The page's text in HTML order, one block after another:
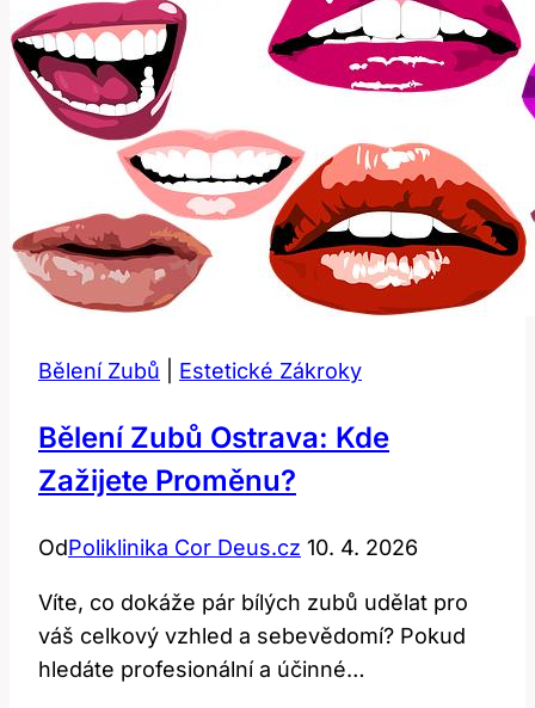
Bělení Zubů Estetické Zákroky
Bělení Zubů Ostrava: Kde
Zažijete Proměnu?
OdPoliklinika Cor Deus.cz 10. 4. 2026
Víte, co dokáže pár bílých zubů udělat pro
váš celkový vzhled a sebevědomí? Pokud
hledáte profesionální a účinné…